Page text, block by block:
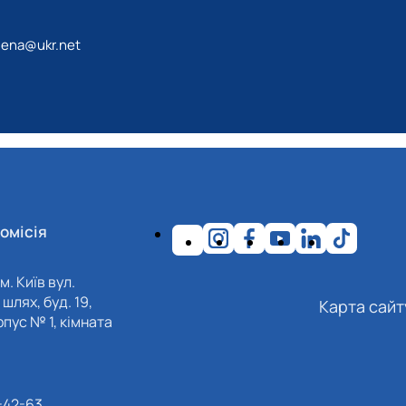
Київ вул.
шлях, буд. 19,
№ 1, кімната
Карта